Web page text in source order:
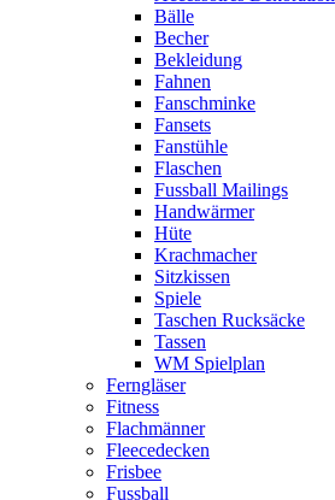
Bälle
Becher
Bekleidung
Fahnen
Fanschminke
Fansets
Fanstühle
Flaschen
Fussball Mailings
Handwärmer
Hüte
Krachmacher
Sitzkissen
Spiele
Taschen Rucksäcke
Tassen
WM Spielplan
Ferngläser
Fitness
Flachmänner
Fleecedecken
Frisbee
Fussball